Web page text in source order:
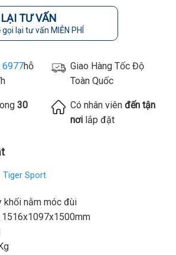
LẠI TƯ VẤN
lại tư vấn MIỄN PHÍ
6977hỗ
Giao Hàng Tốc Độ
Toàn Quốc
30
Có nhân viên đến tận
nơilắp đặt
Tiger Sport
khối nằm móc đùi
1516x1097x1500mm